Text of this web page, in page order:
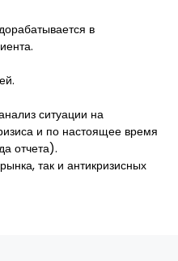
в
ситуации на
и по настоящее время
отчета).
так и антикризисных